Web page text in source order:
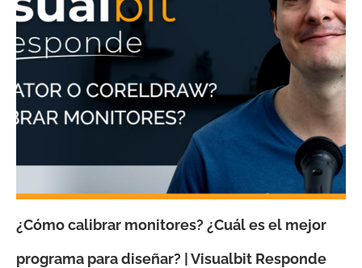
¿Cómo calibrar monitores? ¿Cuál es el mejor
programa para diseñar? | Visualbit Responde